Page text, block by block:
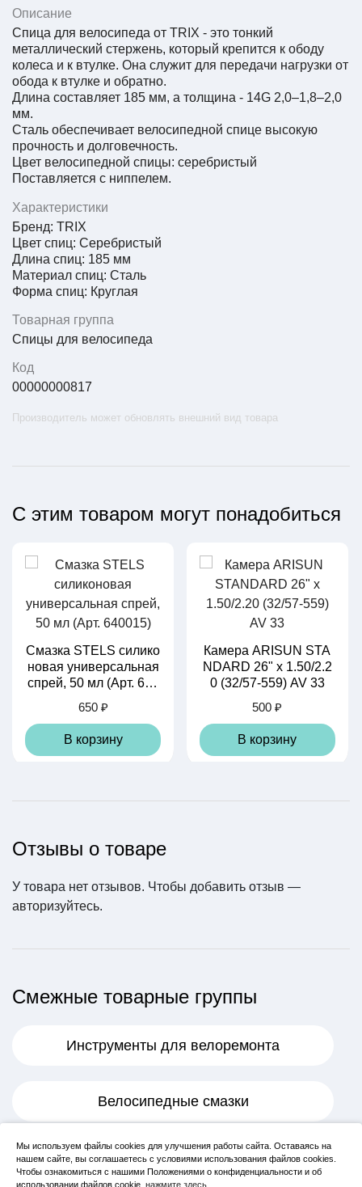
Описание
Спица для велосипеда от TRIX - это тонкий
металлический стержень, который крепится к ободу
колеса и к втулке. Она служит для передачи нагрузки от
обода к втулке и обратно.
Длина составляет 185 мм, а толщина - 14G 2,0–1,8–2,0
мм.
Сталь обеспечивает велосипедной спице высокую
прочность и долговечность.
Цвет велосипедной спицы: серебристый
Поставляется с ниппелем.
Характеристики
Бренд: TRIX
Цвет спиц: Серебристый
Длина спиц: 185 мм
Материал спиц: Сталь
Форма спиц: Круглая
Товарная группа
Спицы для велосипеда
Код
00000000817
Производитель может обновлять внешний вид товара
С этим товаром могут понадобиться
Смазка STELS силико
новая универсальная
спрей, 50 мл (Арт. 640
650 ₽
В корзину
Камера ARISUN STA
NDARD 26" x 1.50/2.2
0 (32/57-559) AV 33
500 ₽
В корзину
Отзывы о товаре
У товара нет отзывов. Чтобы добавить отзыв —
авторизуйтесь.
Смежные товарные группы
Инструменты для велоремонта
Велосипедные смазки
Камеры
Мы используем файлы cookies для улучшения работы сайта. Оставаясь на
нашем сайте, вы соглашаетесь с условиями использования файлов cookies.
Чтобы ознакомиться с нашими Положениями о конфиденциальности и об
использовании файлов cookie, нажмите здесь